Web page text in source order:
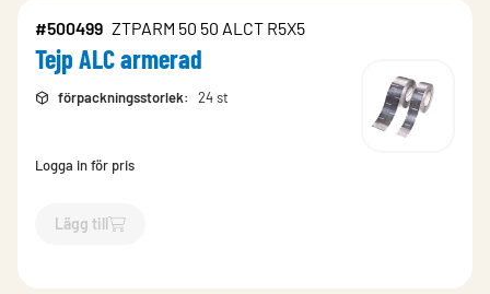
#500499 ZTPARM 50 50 ALCT R5X5
Tejp ALC armerad
förpackningsstorlek: 24 st
Logga in för pris
Lägg till
`$Lägg till